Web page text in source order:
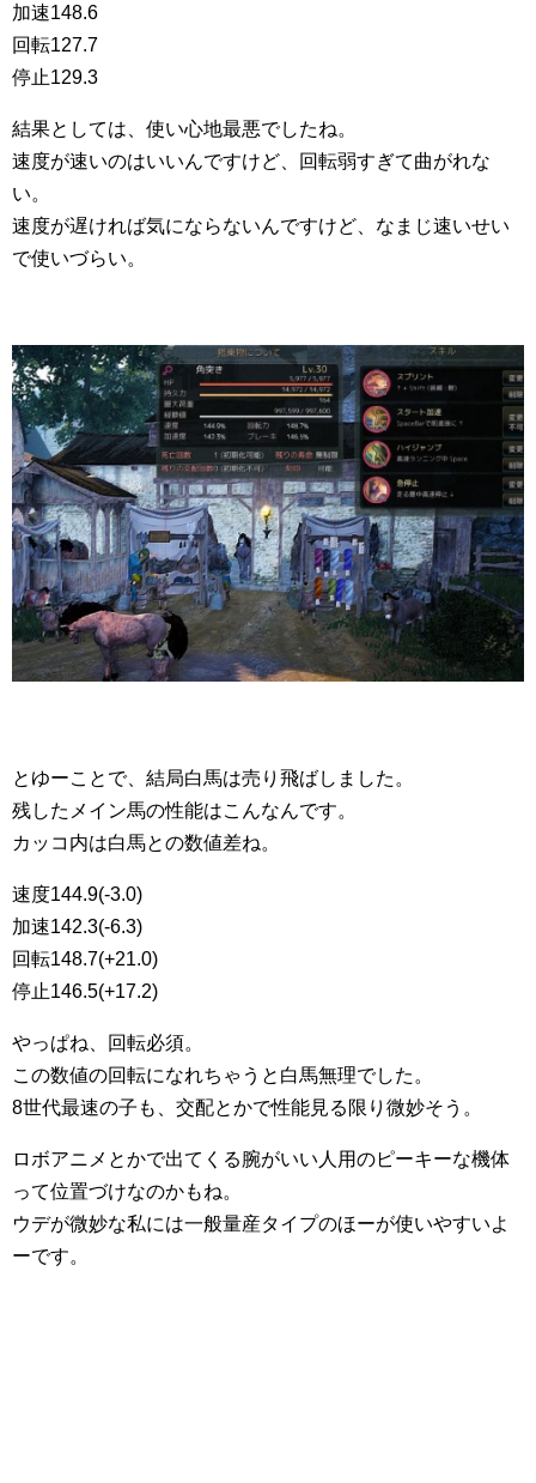
加速148.6
回転127.7
停止129.3
結果としては、使い心地最悪でしたね。
速度が速いのはいいんですけど、回転弱すぎて曲がれな
い。
速度が遅ければ気にならないんですけど、なまじ速いせい
で使いづらい。
とゆーことで、結局白馬は売り飛ばしました。
残したメイン馬の性能はこんなんです。
カッコ内は白馬との数値差ね。
速度144.9(-3.0)
加速142.3(-6.3)
回転148.7(+21.0)
停止146.5(+17.2)
やっぱね、回転必須。
この数値の回転になれちゃうと白馬無理でした。
8世代最速の子も、交配とかで性能見る限り微妙そう。
ロボアニメとかで出てくる腕がいい人用のピーキーな機体
って位置づけなのかもね。
ウデが微妙な私には一般量産タイプのほーが使いやすいよ
ーです。